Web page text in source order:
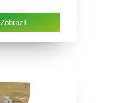
Zobrazit